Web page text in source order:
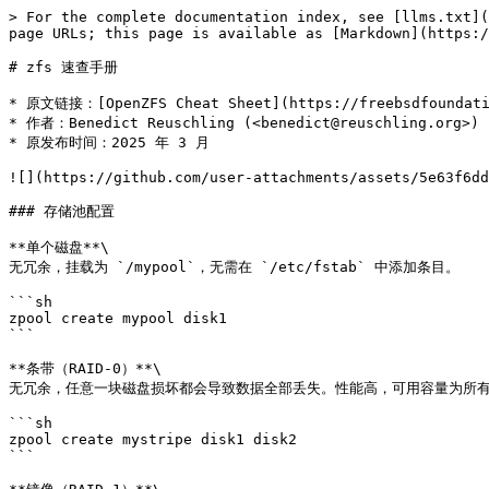
> For the complete documentation index, see [llms.txt](https://book.bsdcn.org/llms.txt). Markdown versions of documentation pages are available by appending `.md` to page URLs; this page is available as [Markdown](https://book.bsdcn.org/wenzhang/zfs.md).

# zfs 速查手册

* 原文链接：[OpenZFS Cheat Sheet](https://freebsdfoundation.org/blog/openzfs-cheat-sheet/)
* 作者：Benedict Reuschling (<benedict@reuschling.org>)
* 原发布时间：2025 年 3 月

![](https://github.com/user-attachments/assets/5e63f6dd-1e88-40d8-af30-dbfc9f83c56d)

### 存储池配置

**单个磁盘**\
无冗余，挂载为 `/mypool`，无需在 `/etc/fstab` 中添加条目。

```sh
zpool create mypool disk1
```

**条带（RAID-0）**\
无冗余，任意一块磁盘损坏都会导致数据全部丢失。性能高，可用容量为所有磁盘总和。

```sh
zpool create mystripe disk1 disk2
```

**镜像（RAID-1）**\
可承受一块磁盘损坏，VDEV 在 `zpool status` 输出中显示为 `mirror-0`，可并行读取所有磁盘，写入速度较慢，总容量低于 RAID-0。

```sh
zpool create mymirror mirror disk1 disk2
```

**单奇偶校验（RAID-Z1）**\
至少需要 3 块磁盘，可承受 1 块磁盘损坏，奇偶校验信息分布在所有磁盘上，读写速度较快，性能相当，容量约为 66%。在 `zpool status` 输出中显示为 `raidz1-0` VDEV。

```sh
zpool create paritypool raidz disk1 disk2 disk3
```

**双奇偶校验（RAID-Z2）**\
每个 VDEV 可承受 2 块磁盘损坏，比 RAID-Z1 慢，至少需要 4 块磁盘，可用容量约为 50%。

```sh
zpool create myraidz2 raidz2 disk1 disk2 disk3 disk4
```

**RAID10**\
至少需要 4 块磁盘，每个 VDEV 可承受 1 块磁盘损坏，读速快，写速为单个磁盘的一半，容量为 50%。是冗余性、容量和性能的良好折中方案。

```sh
zpool create myr10 mirror disk1 disk2 mirror disk3 disk4
```

**三奇偶校验（RAID-Z3）**\
比 RAID-Z2 稍慢，每个 VDEV 可承受 3 块磁盘损坏，至少需要 5 块磁盘，可用容量约为 40%。

```sh
zpool create myz3 raidz3 disk1 disk2 disk3 disk4 disk5
```

### 显示存储池状态

**显示存储池状态**【包括磁盘配置、错误信息、适用的更新、上次 scrub 时间（若有）】

```sh
zpool status
```

**显示存储池容量、已用空间和可用空间**

```sh
zpool list
```

**显示存储池 I/O 统计信息**

```sh
zpool iostat
```

选项：

* `-v` 显示各个设备
* `-w` 显示 I/O 延迟
* `-r` 显示请求大小直方图
* `-l` 显示等待时间统计
* `-q` 显示队列统计

**显示存储池的管理命令历史**

```sh
zpool history
```

选项：

* `-l` 详细格式
* `-i` 仅显示事务组等事件

**获取存储池属性及其值，并可使用 `zpool set` 修改默认值**

```sh
zpool get
```

### 特殊 VDEV

#### **二级 ARC（L2ARC）**

当数据不再适合存储在 ZFS 主内存缓存（ARC：自适应替换缓存）时，L2ARC 充当快速读取缓存。读取请求将由 L2ARC 处理，需使用高速存储设备（如闪存）才能获得显著效果。使用 `cache` 关键字将设备添加到存储池。

```sh
zpool add mypool cache /dev/nda0
```

#### **ZFS 意图日志（ZFS intent log, ZIL）**

将同步写入转换为异步写入（不影响读取），使应用程序能更快确认数据已写入，类似于数据库事务日志。当写入完成并存储到底层存储介质后，ZIL 将被清除。ZIL 需要快速存储设备，但无需大容量。使用关键字 `log` 将设备添加到存储池。

```sh
zpool add mypool log /dev/nda1
```

#### **备用盘（Spare）**

备用盘在替换故障磁盘之前不会参与 I/O 操作，可以由手动操作或外部故障管理软件触发替换。使用关键字 `spare` 添加备用盘。

```sh
zpool add mypool spare /dev/nda2
```

***

### **存储池扩展**

#### **将单磁盘存储池转换为 RAID1**

为单磁盘存储池设备 `/dev/nda0` 添加镜像磁盘 `/dev/nda1`：

```sh
zpool attach mypool mirror /dev/nda0 /dev/nda1
```

#### **替换故障磁盘**

将存储池中的故障磁盘 `/dev/nda2` 替换为设备 `/dev/nda3`：

```sh
zpool replace mypool /dev/nda2 /dev/nda3
```

***

### **存储池导入/导出**

#### **导出存储池**

完成 I/O 操作后，从文件系统层次结构中卸载存储池。可在其他系统上导入以恢复存储池状态。

```sh
zpool export mypool
```

#### **导入存储池**

将存储池导入当前系统。

* **扫描 ZFS 存储池标识**

  ```sh
  zpool import
  ```
* **通过 ID 或名称导入存储池**

  ```sh
  zpool import mypool
  ```
* **重命名存储池**

  ```sh
  zpool import oldname newname
  ```
* **在不同路径下挂载已导入的存储池（防止覆盖现有存储池）**

  ```sh
  zpool import -R /media mypool
  ```
* **以只读模式导入存储池**

  ```sh
  zpool import -o readonly mypool
  ```
* **尝试恢复最近销毁的存储池**

  ```sh
  zpool import -D mypool
  ```

***

### **ZFS 数据集**

数据集位于存储池之上